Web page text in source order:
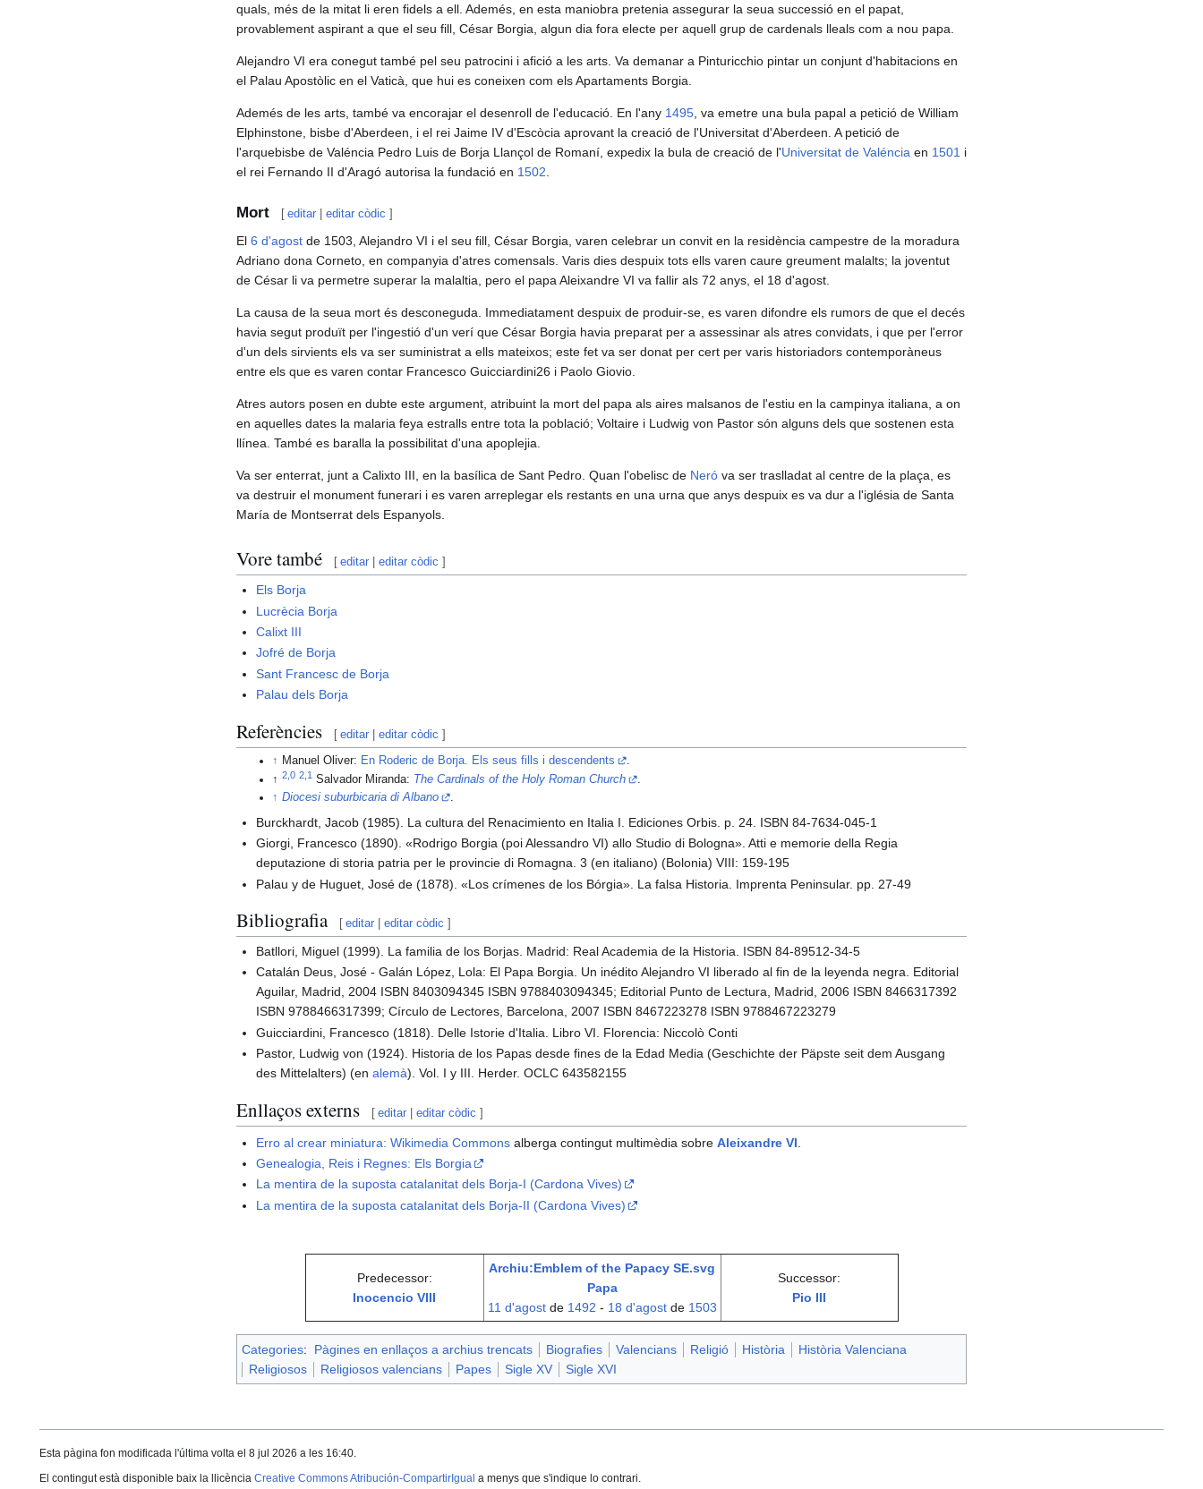
quals, més de la mitat li eren fidels a ell. Ademés, en esta maniobra pretenia assegurar la seua successió en el papat,
provablement aspirant a que el seu fill, César Borgia, algun dia fora electe per aquell grup de cardenals lleals com a nou papa.
Alejandro VI era conegut també pel seu patrocini i afició a les arts. Va demanar a Pinturicchio pintar un conjunt d'habitacions en
el Palau Apostòlic en el Vaticà, que hui es coneixen com els Apartaments Borgia.
Ademés de les arts, també va encorajar el desenroll de l'educació. En l'any 1495 , va emetre una bula papal a petició de William
Elphinstone, bisbe d'Aberdeen, i el rei Jaime IV d'Escòcia aprovant la creació de l'Universitat d'Aberdeen. A petició de
l'arquebisbe de Valéncia Pedro Luis de Borja Llançol de Romaní, expedix la bula de creació de l'Universitat de Valéncia en 1501 i
el rei Fernando II d'Aragó autorisa la fundació en 1502
Mort [ editar |editar còdic ]
El 6 d'agost de 1503, Alejandro VI i el seu fill, César Borgia, varen celebrar un convit en la residència campestre de la moradura
Adriano dona Corneto, en companyia d'atres comensals. Varis dies despuix tots ells varen caure greument malalts; la joventut
de César li va permetre superar la malaltia, pero el papa Aleixandre VI va fallir als 72 anys, el 18 d'agost.
La causa de la seua mort és desconeguda. Immediatament despuix de produir-se, es varen difondre els rumors de que el decés
havia segut produït per l'ingestió d'un verí que César Borgia havia preparat per a assessinar als atres convidats, i que per l'error
d'un dels sirvients els va ser suministrat a ells mateixos; este fet va ser donat per cert per varis historiadors contemporàneus
entre els que es varen contar Francesco Guicciardini26​ i Paolo Giovio.
Atres autors posen en dubte este argument, atribuint la mort del papa als aires malsanos de l'estiu en la campinya italiana, a on
en aquelles dates la malaria feya estralls entre tota la població; Voltaire​ i Ludwig von Pastor​ són alguns dels que sostenen esta
llínea. També es baralla la possibilitat d'una apoplejia.
Va ser enterrat, junt a Calixto III, en la basílica de Sant Pedro. Quan l'obelisc de Neró va ser traslladat al centre de la plaça, es
va destruir el monument funerari i es varen arreplegar els restants en una urna que anys despuix es va dur a l'iglésia de Santa
María de Montserrat dels Espanyols.
Vore també [ editar |editar còdic ]
Els Borja
Lucrècia Borja
Calixt III
Jofré de Borja
Sant Francesc de Borja
Palau dels Borja
Referències [ editar |editar còdic ]
↑ Manuel Oliver: En Roderic de Borja. Els seus fills i descendents
.
↑2,0 2,1 Salvador Miranda: The Cardinals of the Holy Roman Church
.
↑ Diocesi suburbicaria di Albano .
Burckhardt, Jacob (1985). La cultura del Renacimiento en Italia I. Ediciones Orbis. p. 24. ISBN 84-7634-045-1
Giorgi, Francesco (1890). «Rodrigo Borgia (poi Alessandro VI) allo Studio di Bologna». Atti e memorie della Regia
deputazione di storia patria per le provincie di Romagna. 3 (en italiano) (Bolonia) VIII: 159-195
Palau y de Huguet, José de (1878). «Los crímenes de los Bórgia». La falsa Historia. Imprenta Peninsular. pp. 27-49
Bibliografia [ editar |editar còdic ]
Batllori, Miguel (1999). La familia de los Borjas. Madrid: Real Academia de la Historia. ISBN 84-89512-34-5
Catalán Deus, José - Galán López, Lola: El Papa Borgia. Un inédito Alejandro VI liberado al fin de la leyenda negra. Editorial
Aguilar, Madrid, 2004 ISBN 8403094345 ISBN 9788403094345; Editorial Punto de Lectura, Madrid, 2006 ISBN 8466317392
ISBN 9788466317399; Círculo de Lectores, Barcelona, 2007 ISBN 8467223278 ISBN 9788467223279
Guicciardini, Francesco (1818). Delle Istorie d'Italia. Libro VI. Florencia: Niccolò Conti
Pastor, Ludwig von (1924). Historia de los Papas desde fines de la Edad Media (Geschichte der Päpste seit dem Ausgang
des Mittelalters) (enalemà). Vol. I y III. Herder. OCLC 643582155
Enllaços externs [ editar |editar còdic ]
Erro al crear miniatura:Wikimedia Commons alberga contingut multimèdia sobreAleixandre VI
Genealogia, Reis i Regnes: Els Borgia
La mentira de la suposta catalanitat dels Borja-I (Cardona Vives)
La mentira de la suposta catalanitat dels Borja-II (Cardona Vives)
Predecessor:
Inocencio VIII
Archiu:Emblem of the Papacy SE.svg
Papa
11 d'agostde 1492 - 18 d'agostde 1503
Successor:
Pio III
Categories: Pàgines en enllaços a archius trencats Biografies Valencians Religió Història
Història Valenciana
Religiosos
Religiosos valencians Papes Sigle XV Sigle XVI
Esta pàgina fon modificada l'última volta el 8 jul 2026 a les 16:40.
El contingut està disponible baix la llicència Creative Commons Atribución-CompartirIgual a menys que s'indique lo contrari.